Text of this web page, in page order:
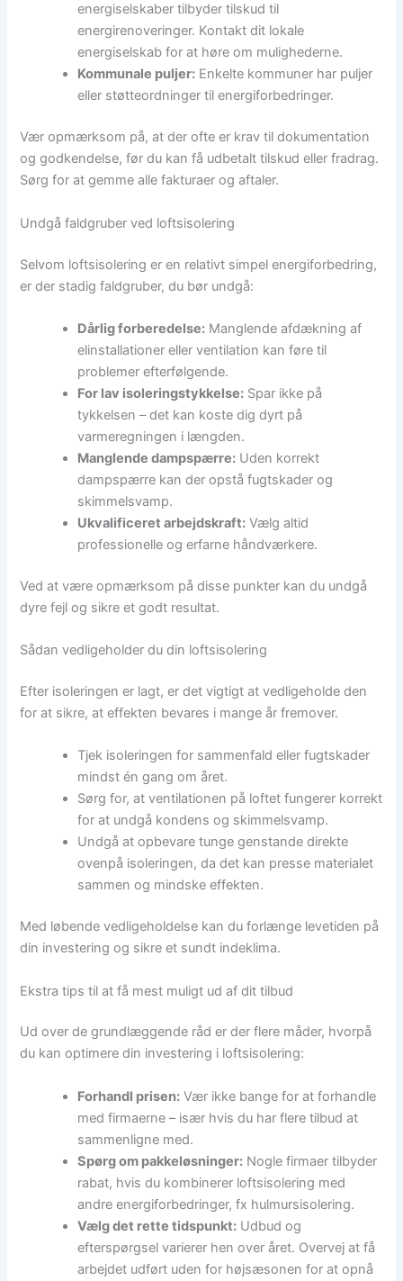
energiselskaber tilbyder tilskud til
energirenoveringer. Kontakt dit lokale
energiselskab for at høre om mulighederne.
Kommunale puljer: Enkelte kommuner har puljer
eller støtteordninger til energiforbedringer.
Vær opmærksom på, at der ofte er krav til dokumentation
og godkendelse, før du kan få udbetalt tilskud eller fradrag.
Sørg for at gemme alle fakturaer og aftaler.
Undgå faldgruber ved loftsisolering
Selvom loftsisolering er en relativt simpel energiforbedring,
er der stadig faldgruber, du bør undgå:
Dårlig forberedelse: Manglende afdækning af
elinstallationer eller ventilation kan føre til
problemer efterfølgende.
For lav isoleringstykkelse: Spar ikke på
tykkelsen – det kan koste dig dyrt på
varmeregningen i længden.
Manglende dampspærre: Uden korrekt
dampspærre kan der opstå fugtskader og
skimmelsvamp.
Ukvalificeret arbejdskraft: Vælg altid
professionelle og erfarne håndværkere.
Ved at være opmærksom på disse punkter kan du undgå
dyre fejl og sikre et godt resultat.
Sådan vedligeholder du din loftsisolering
Efter isoleringen er lagt, er det vigtigt at vedligeholde den
for at sikre, at effekten bevares i mange år fremover.
Tjek isoleringen for sammenfald eller fugtskader
mindst én gang om året.
Sørg for, at ventilationen på loftet fungerer korrekt
for at undgå kondens og skimmelsvamp.
Undgå at opbevare tunge genstande direkte
ovenpå isoleringen, da det kan presse materialet
sammen og mindske effekten.
Med løbende vedligeholdelse kan du forlænge levetiden på
din investering og sikre et sundt indeklima.
Ekstra tips til at få mest muligt ud af dit tilbud
Ud over de grundlæggende råd er der flere måder, hvorpå
du kan optimere din investering i loftsisolering:
Forhandl prisen: Vær ikke bange for at forhandle
med firmaerne – især hvis du har flere tilbud at
sammenligne med.
Spørg om pakkeløsninger: Nogle firmaer tilbyder
rabat, hvis du kombinerer loftsisolering med
andre energiforbedringer, fx hulmursisolering.
Vælg det rette tidspunkt: Udbud og
efterspørgsel varierer hen over året. Overvej at få
arbejdet udført uden for højsæsonen for at opnå